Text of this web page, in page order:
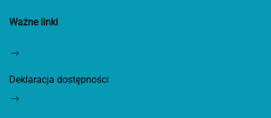
Ważne linki
Deklaracja dostępności